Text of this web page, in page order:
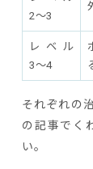
2〜3
レベル
3〜4
それぞれの
の記事でく
い。